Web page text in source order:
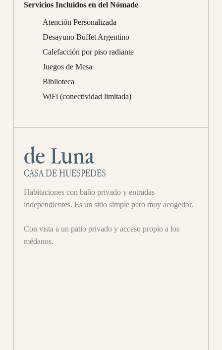
Servicios Incluidos en del Nómade
Atención Personalizada
Desayuno Buffet Argentino
Calefacción por piso radiante
Juegos de Mesa
Biblioteca
WiFi (conectividad limitada)
de Luna
CASA DE HUESPEDES
Habitaciones con baño privado y entradas
independientes. Es un sitio simple pero muy acogedor.
Con vista a un patio privado y acceso propio a los
médanos.